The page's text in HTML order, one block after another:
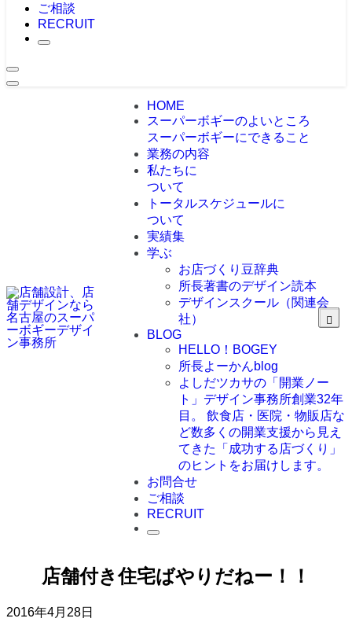
ご相談
RECRUIT
HOME
スーパーボギーのよいところ
スーパーボギーにできること
業務の内容
私たちに
ついて
トータルスケジュールに
ついて
実績集
学ぶ
お店づくり豆辞典
所長著書のデザイン読本
デザインスクール（関連会
社）
BLOG
HELLO！BOGEY
所長よーかんblog
よしだツカサの「開業ノー
ト」 デザイン事務所創業32年
目。 飲食店・医院・物販店な
ど数多くの開業支援から見え
てきた「成功する店づくり」
のヒントをお届けします。
お問合せ
ご相談
RECRUIT
店舗付き住宅ばやりだねー！！
2016年4月28日